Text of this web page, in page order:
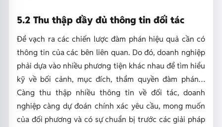
5.2 Thu thập đầy đủ thông tin đối tác
Để vạch ra các chiến lược đàm phán hiệu quả cần có
thông tin của các bên liên quan. Do đó, doanh nghiệp
phải dựa vào nhiều phương tiện khác nhau để tìm hiểu
kỹ về bối cảnh, mục đích, thẩm quyền đàm phán…
Càng thu thập nhiều thông tin về đối tác, doanh
nghiệp càng dự đoán chính xác yêu cầu, mong muốn
của đối phương và có sự chuẩn bị trước các giải pháp